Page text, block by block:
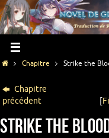
Chapitre Strike the
Chapitre
précédent
[
Strike the